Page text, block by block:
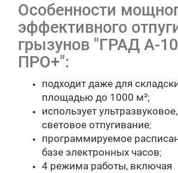
Особенности
эффективного
грызунов "ГРАД А-
ПРО+":
подходит даже для
площадью до 1000 м²;
использует
световое отпугивание;
программируемое
базе электронных часов;
4 режима работы, включая